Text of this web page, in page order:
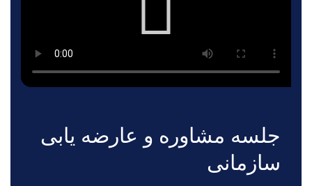
جلسه مشاوره و عارضه یابی
سازمانی